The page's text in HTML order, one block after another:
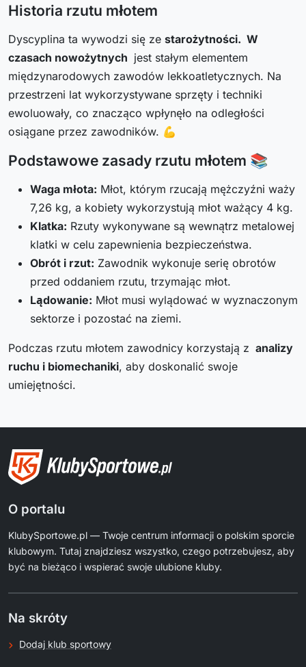
Historia rzutu młotem
Dyscyplina ta wywodzi się ze starożytności. W
czasach nowożytnych jest stałym elementem
międzynarodowych zawodów lekkoatletycznych. Na
przestrzeni lat wykorzystywane sprzęty i techniki
ewoluowały, co znacząco wpłynęło na odległości
osiągane przez zawodników. 💪
Podstawowe zasady rzutu młotem 📚
Waga młota: Młot, którym rzucają mężczyźni waży
7,26 kg, a kobiety wykorzystują młot ważący 4 kg.
Klatka: Rzuty wykonywane są wewnątrz metalowej
klatki w celu zapewnienia bezpieczeństwa.
Obrót i rzut: Zawodnik wykonuje serię obrotów
przed oddaniem rzutu, trzymając młot.
Lądowanie: Młot musi wylądować w wyznaczonym
sektorze i pozostać na ziemi.
Podczas rzutu młotem zawodnicy korzystają z analizy
ruchu i biomechaniki, aby doskonalić swoje
umiejętności.
O portalu
KlubySportowe.pl — Twoje centrum informacji o polskim sporcie
klubowym. Tutaj znajdziesz wszystko, czego potrzebujesz, aby
być na bieżąco i wspierać swoje ulubione kluby.
Na skróty
Dodaj klub sportowy